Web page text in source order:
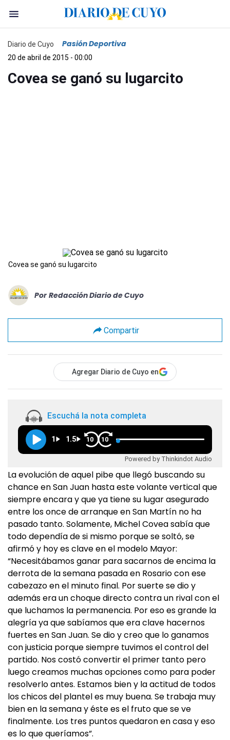
Diario de Cuyo Pasión Deportiva
20 de abril de 2015 - 00:00
Covea se ganó su lugarcito
Covea se ganó su lugarcito
Por Redacción Diario de Cuyo
Compartir
Agregar Diario de Cuyo en
Escuchá la nota completa
1 1.5 10 10
Powered by Thinkindot Audio
La evolución de aquel pibe que llegó buscando su
chance en San Juan hasta este volante vertical que
siempre encara y que ya tiene su lugar asegurado
entre los once de arranque en San Martín no ha
pasado tanto. Solamente, Michel Covea sabía que
todo dependía de si mismo porque se soltó, se
afirmó y hoy es clave en el modelo Mayor:
“Necesitábamos ganar para sacarnos de encima la
derrota de la semana pasada en Rosario con ese
cabezazo en el minuto final. Por suerte se dio y
además era un choque directo contra un rival con el
que luchamos la permanencia. Por eso es grande la
alegría ya que sabíamos que era clave hacernos
fuertes en San Juan. Se dio y creo que lo ganamos
con justicia porque siempre tuvimos el control del
partido. Nos costó convertir el primer tanto pero
luego creamos muchas opciones como para poder
resolverlo antes. Estamos bien y la actitud de todos
los chicos del plantel es muy buena. Se trabaja muy
bien en la semana y éste es el fruto que se ve
finalmente. Los tres puntos quedaron en casa y eso
es lo que queríamos”.